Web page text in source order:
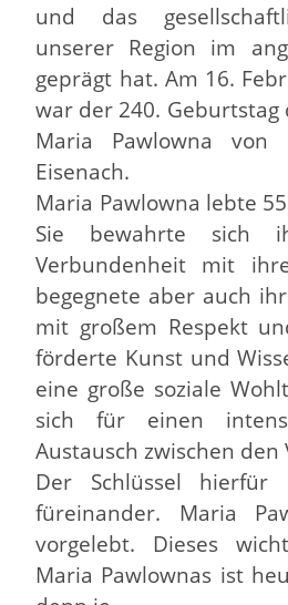
und das
unserer Region im
geprägt hat. Am 16.
war der 240. Geburtstag
Maria Pawlowna von
Eisenach.
Maria Pawlowna lebte
Sie bewahrte sich
Verbundenheit mit
begegnete aber auch
mit großem Respekt
förderte Kunst und
eine große soziale
sich für einen
Austausch zwischen den
Der Schlüssel hierfür
füreinander. Maria
vorgelebt. Dieses
Maria Pawlownas ist